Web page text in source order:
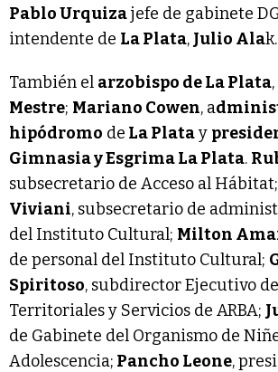
Pablo Urquizajefe de gabinete
intendente de La Plata, Julio Alak.
También el arzobispo de La Plata,
Mestre; Mariano Cowen, a
hipódromo de La Platay
Gimnasia y Esgrima La Plata.
subsecretario de Acceso al Hábitat;
Viviani, subsecretario de
del Instituto Cultural; Milton
de personal del Instituto Cultural;
Spiritoso, subdirector Ejecutivo
Territoriales y Servicios de ARBA;
de Gabinete del Organismo de
Adolescencia; Pancho Leone,